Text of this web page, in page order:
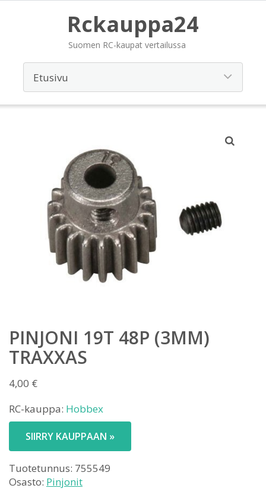
Rckauppa24
Suomen RC-kaupat vertailussa
PINJONI 19T 48P (3MM)
TRAXXAS
4,00 €
RC-kauppa: Hobbex
SIIRRY KAUPPAAN »
Tuotetunnus: 755549
Osasto: Pinjonit